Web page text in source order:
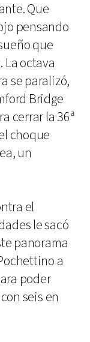
Que
pensando
que
octava
se paralizó,
Bridge
cerrar la 36ª
choque
un
el
le sacó
panorama
a
poder
seis en